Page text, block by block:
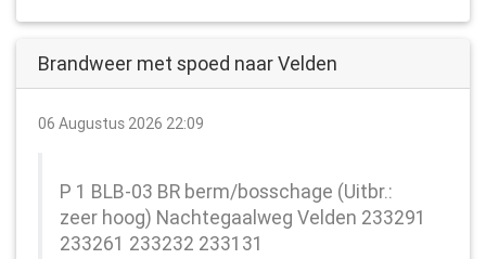
Brandweer met spoed naar Velden
06 Augustus 2026 22:09
P 1 BLB-03 BR berm/bosschage (Uitbr.:
zeer hoog) Nachtegaalweg Velden 233291
233261 233232 233131